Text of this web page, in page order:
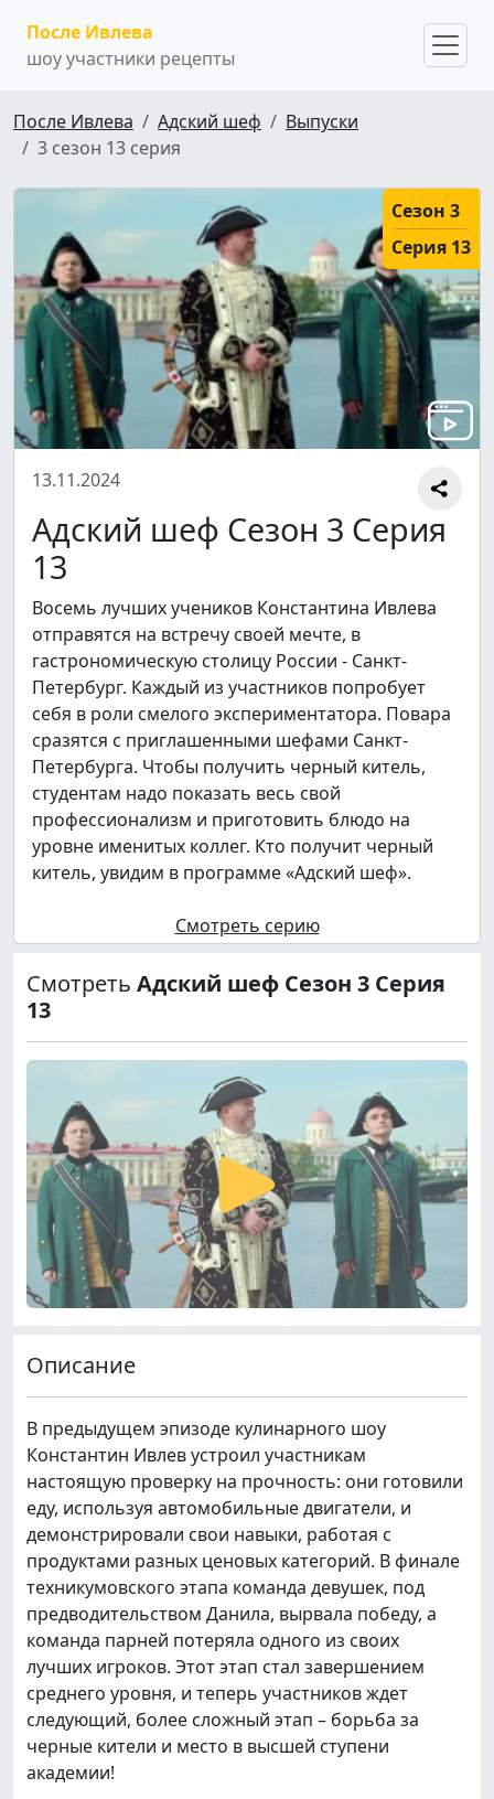
После Ивлева
шоу участники рецепты
После Ивлева Адский шеф
Выпуски
3 сезон 13 серия
Сезон 3
Серия 13
13.11.2024
Адский шеф Сезон 3 Серия
13
Восемь лучших учеников Константина Ивлева
отправятся на встречу своей мечте, в
гастрономическую столицу России - Санкт-
Петербург. Каждый из участников попробует
себя в роли смелого экспериментатора. Повара
сразятся с приглашенными шефами Санкт-
Петербурга. Чтобы получить черный китель,
студентам надо показать весь свой
профессионализм и приготовить блюдо на
уровне именитых коллег. Кто получит черный
китель, увидим в программе «Адский шеф».
Смотреть серию
Смотреть Адский шеф Сезон 3 Серия
13
Описание
В предыдущем эпизоде кулинарного шоу
Константин Ивлев устроил участникам
настоящую проверку на прочность: они готовили
еду, используя автомобильные двигатели, и
демонстрировали свои навыки, работая с
продуктами разных ценовых категорий. В финале
техникумовского этапа команда девушек, под
предводительством Данила, вырвала победу, а
команда парней потеряла одного из своих
лучших игроков. Этот этап стал завершением
среднего уровня, и теперь участников ждет
следующий, более сложный этап – борьба за
черные кители и место в высшей ступени
академии!